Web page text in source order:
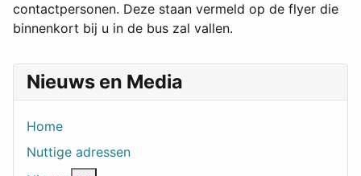
Nieuws en Media
Home
Nuttige adressen
contactpersonen. Deze staan vermeld op de flyer die
binnenkort bij u in de bus zal vallen.